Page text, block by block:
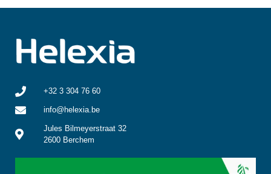
+32 3 304 76 60
info@helexia.be
Jules Bilmeyerstraat 32
2600 Berchem